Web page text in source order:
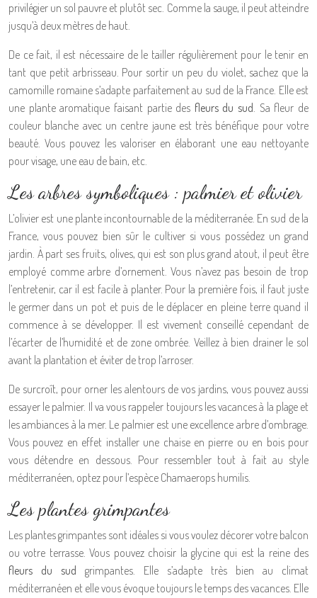
privilégier un sol pauvre et plutôt sec. Comme la sauge, il peut atteindre
jusqu’à deux mètres de haut.
De ce fait, il est nécessaire de le tailler régulièrement pour le tenir en
tant que petit arbrisseau. Pour sortir un peu du violet, sachez que la
camomille romaine s’adapte parfaitement au sud de la France. Elle est
une plante aromatique faisant partie des fleurs du sud. Sa fleur de
couleur blanche avec un centre jaune est très bénéfique pour votre
beauté. Vous pouvez les valoriser en élaborant une eau nettoyante
pour visage, une eau de bain, etc.
Les arbres symboliques : palmier et olivier
L’olivier est une plante incontournable de la méditerranée. En sud de la
France, vous pouvez bien sûr le cultiver si vous possédez un grand
jardin. À part ses fruits, olives, qui est son plus grand atout, il peut être
employé comme arbre d’ornement. Vous n’avez pas besoin de trop
l’entretenir, car il est facile à planter. Pour la première fois, il faut juste
le germer dans un pot et puis de le déplacer en pleine terre quand il
commence à se développer. Il est vivement conseillé cependant de
l’écarter de l’humidité et de zone ombrée. Veillez à bien drainer le sol
avant la plantation et éviter de trop l’arroser.
De surcroît, pour orner les alentours de vos jardins, vous pouvez aussi
essayer le palmier. Il va vous rappeler toujours les vacances à la plage et
les ambiances à la mer. Le palmier est une excellence arbre d’ombrage.
Vous pouvez en effet installer une chaise en pierre ou en bois pour
vous détendre en dessous. Pour ressembler tout à fait au style
méditerranéen, optez pour l’espèce Chamaerops humilis.
Les plantes grimpantes
Les plantes grimpantes sont idéales si vous voulez décorer votre balcon
ou votre terrasse. Vous pouvez choisir la glycine qui est la reine des
fleurs du sud grimpantes. Elle s’adapte très bien au climat
méditerranéen et elle vous évoque toujours le temps des vacances. Elle